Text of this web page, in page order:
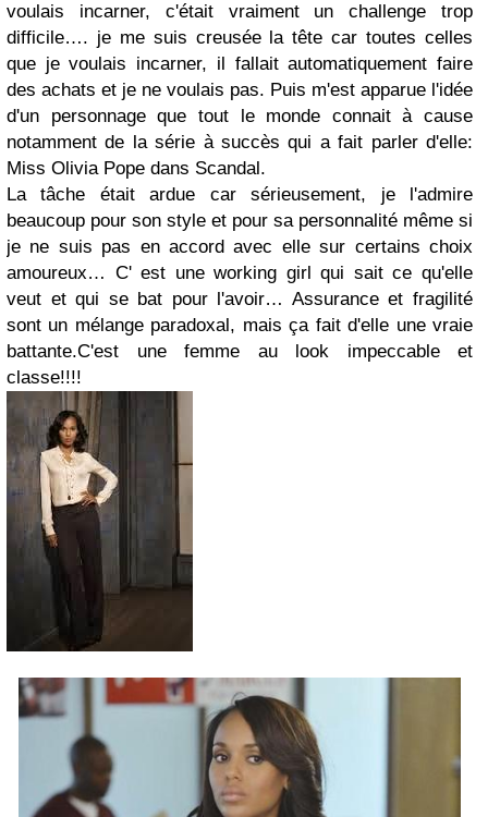
voulais incarner, c'était vraiment un challenge trop
difficile…. je me suis creusée la tête car toutes celles
que je voulais incarner, il fallait automatiquement faire
des achats et je ne voulais pas. Puis m'est apparue l'idée
d'un personnage que tout le monde connait à cause
notamment de la série à succès qui a fait parler d'elle:
Miss Olivia Pope dans Scandal.
La tâche était ardue car sérieusement, je l'admire
beaucoup pour son style et pour sa personnalité même si
je ne suis pas en accord avec elle sur certains choix
amoureux… C' est une working girl qui sait ce qu'elle
veut et qui se bat pour l'avoir… Assurance et fragilité
sont un mélange paradoxal, mais ça fait d'elle une vraie
battante.C'est une femme au look impeccable et
classe!!!!